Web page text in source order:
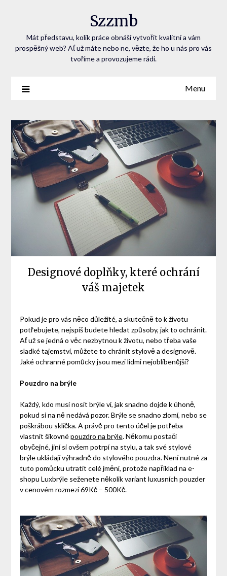
Szzmb
Mát představu, kolik práce obnáší vytvořit kvalitní a vám
prospěšný web? Ať už máte nebo ne, vězte, že ho u nás pro vás
tvoříme a provozujeme rádi.
Menu
Designové doplňky, které ochrání
váš majetek
Pokud je pro vás něco důležité, a skutečně to k životu
potřebujete, nejspíš budete hledat způsoby, jak to ochránit.
Ať už se jedná o věc nezbytnou k životu, nebo třeba vaše
sladké tajemství, můžete to chránit stylově a designově.
Jaké ochranné pomůcky jsou mezi lidmi nejoblíbenější?
Pouzdro na brýle
Každý, kdo musí nosit brýle ví, jak snadno dojde k úhoně,
pokud si na ně nedává pozor. Brýle se snadno zlomí, nebo se
poškrábou sklíčka. A právě pro tento účel je potřeba
vlastnit šikovnépouzdro na brýle. Někomu postačí
obyčejné, jiní si ovšem potrpí na stylu, a tak své stylové
brýle ukládají výhradně do stylového pouzdra. Není nutné za
tuto pomůcku utratit celé jmění, protože například na e-
shopu Luxbrýle seženete několik variant luxusních pouzder
v cenovém rozmezí 69Kč – 500Kč.